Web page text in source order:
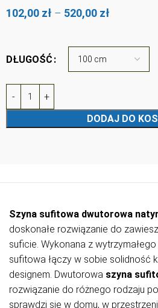
102,00 zł – 520,00 zł
DŁUGOŚĆ
DODAJ DO
Szyna sufitowa dwutorowa
doskonałe rozwiązanie do
suficie. Wykonana z wytrzymałego
sufitowa łączy w sobie solidność
designem. Dwutorowa szyna
rozwiązanie do różnego rodzaju
sprawdzi się w domu, w